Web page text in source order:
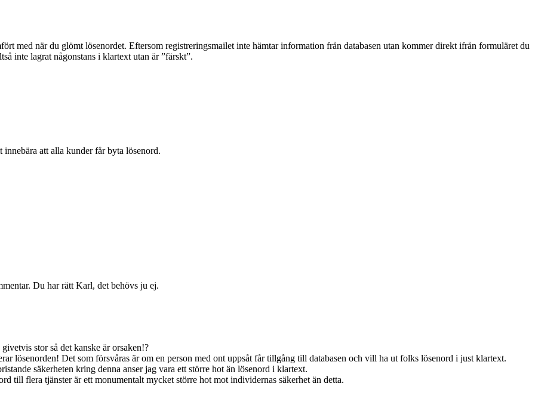
med när du glömt lösenordet. Eftersom registreringsmailet inte hämtar information från databasen utan kommer direkt ifrån formuläret du
inte lagrat någonstans i klartext utan är ”färskt”.
att alla kunder får byta lösenord.
Du har rätt Karl, det behövs ju ej.
stor så det kanske är orsaken!?
lösenorden! Det som försvåras är om en person med ont uppsåt får tillgång till databasen och vill ha ut folks lösenord i just klartext.
säkerheten kring denna anser jag vara ett större hot än lösenord i klartext.
till flera tjänster är ett monumentalt mycket större hot mot individernas säkerhet än detta.